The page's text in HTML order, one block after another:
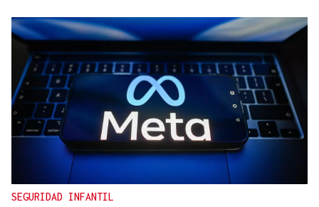
SEGURIDAD INFANTIL